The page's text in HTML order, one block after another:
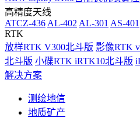
高精度天线
ATCZ-436 AL-402 AL-301 AS-401
RTK
放样RTK V300北斗版 影像RTK
北斗版 小碟RTK iRTK10北斗版
解决方案
测绘地信
地质矿产